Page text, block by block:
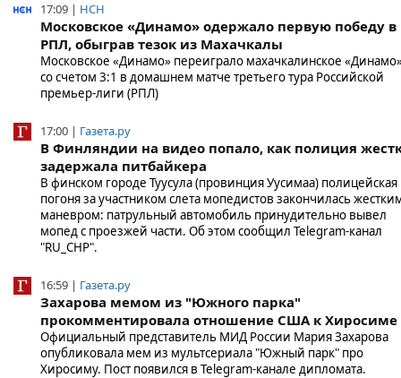
17:09 | НСН
Московское «Динамо» одержало первую победу в
РПЛ, обыграв тезок из Махачкалы
Московское «Динамо» переиграло махачкалинское
со счетом 3:1 в домашнем матче третьего тура Российской
премьер-лиги (РПЛ)
17:00 | Газета.ру
В Финляндии на видео попало, как полиция
задержала питбайкера
В финском городе Туусула (провинция Уусимаа) полицейская
погоня за участником слета мопедистов закончилась
маневром: патрульный автомобиль принудительно вывел
мопед с проезжей части. Об этом сообщил Telegram-канал
"RU_CHP".
16:59 | Газета.ру
Захарова мемом из "Южного парка"
прокомментировала отношение США к Хиросиме
Официальный представитель МИД России Мария Захарова
опубликовала мем из мультсериала "Южный парк" про
Хиросиму. Пост появился в Telegram-канале дипломата.